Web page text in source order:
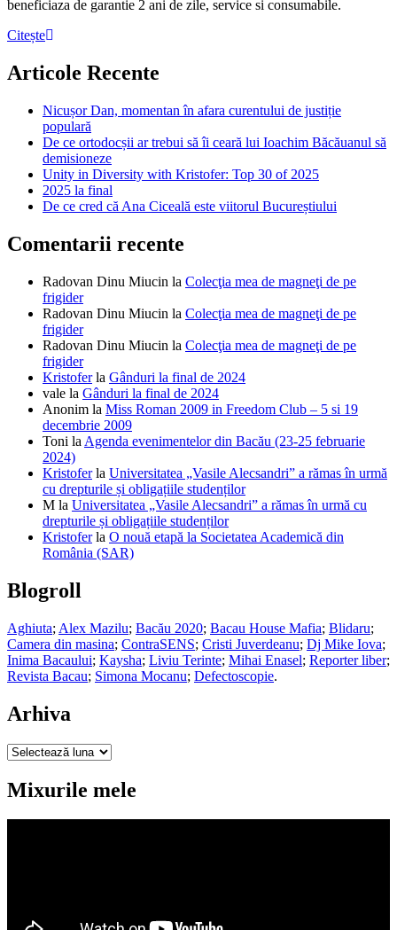
beneficiaza de garantie 2 ani de zile, service si consumabile.
Citește
Articole Recente
Nicușor Dan, momentan în afara curentului de justiție
populară
De ce ortodocșii ar trebui să îi ceară lui Ioachim Băcăuanul să
demisioneze
Unity in Diversity with Kristofer: Top 30 of 2025
2025 la final
De ce cred că Ana Ciceală este viitorul Bucureștiului
Comentarii recente
Radovan Dinu Miucin la Colecţia mea de magneţi de pe
frigider
Radovan Dinu Miucin la Colecţia mea de magneţi de pe
frigider
Radovan Dinu Miucin la Colecţia mea de magneţi de pe
frigider
Kristoferla Gânduri la final de 2024
vale la Gânduri la final de 2024
Anonim la Miss Roman 2009 in Freedom Club – 5 si 19
decembrie 2009
Toni la Agenda evenimentelor din Bacău (23-25 februarie
2024)
Kristoferla Universitatea „Vasile Alecsandri” a rămas în urmă
cu drepturile și obligațiile studenților
M la Universitatea „Vasile Alecsandri” a rămas în urmă cu
drepturile și obligațiile studenților
Kristoferla O nouă etapă la Societatea Academică din
România (SAR)
Blogroll
Aghiuta; Alex Mazilu; Bacău 2020; Bacau House Mafia; Blidaru;
Camera din masina; ContraSENS; Cristi Juverdeanu; Dj Mike Iova;
Inima Bacaului; Kaysha; Liviu Terinte; Mihai Enasel; Reporter liber;
Revista Bacau; Simona Mocanu; Defectoscopie.
Arhiva
Arhiva
Mixurile mele